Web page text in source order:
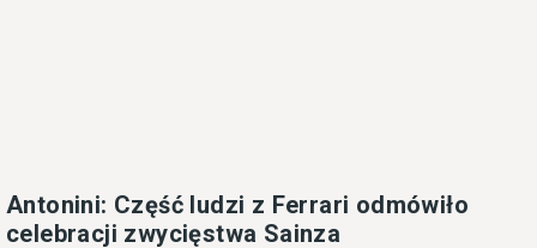
Antonini: Część ludzi z Ferrari odmówiło
celebracji zwycięstwa Sainza